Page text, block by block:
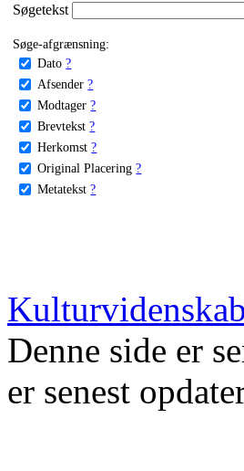
Søgetekst
Søge-afgrænsning:
Dato ?
Afsender ?
Modtager ?
Brevtekst ?
Herkomst ?
Original Placering ?
Metatekst ?
Denne side er
er senest